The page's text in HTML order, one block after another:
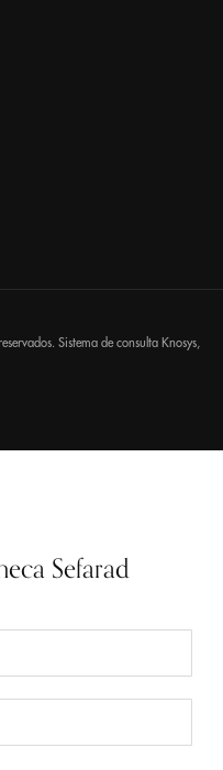
Sistema de consulta Knosys
Sefarad